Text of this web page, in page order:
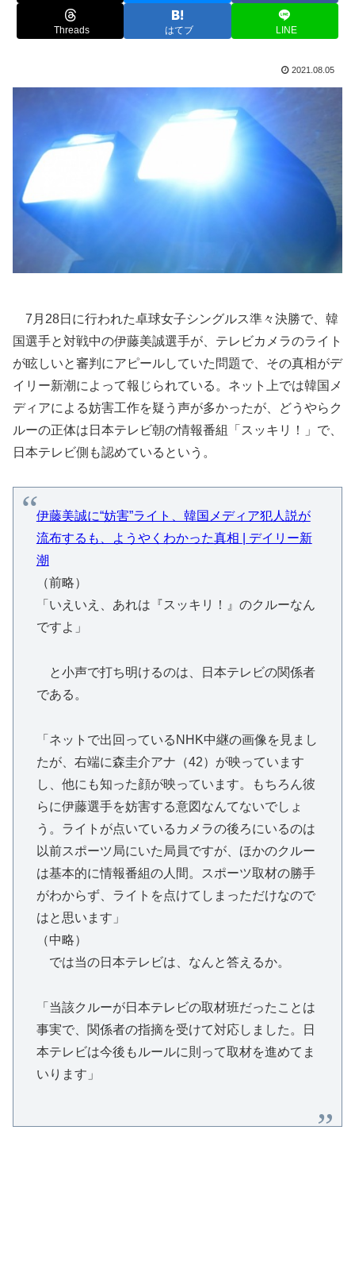
Threads はてブ LINE
2021.08.05
7月28日に行われた卓球女子シングルス準々決勝で、韓
国選手と対戦中の伊藤美誠選手が、テレビカメラのライト
が眩しいと審判にアピールしていた問題で、その真相がデ
イリー新潮によって報じられている。ネット上では韓国メ
ディアによる妨害工作を疑う声が多かったが、どうやらク
ルーの正体は日本テレビ朝の情報番組「スッキリ！」で、
日本テレビ側も認めているという。
伊藤美誠に“妨害”ライト、韓国メディア犯人説が
流布するも、ようやくわかった真相 | デイリー新
潮
（前略）
「いえいえ、あれは『スッキリ！』のクルーなん
ですよ」
と小声で打ち明けるのは、日本テレビの関係者
である。
「ネットで出回っているNHK中継の画像を見まし
たが、右端に森圭介アナ（42）が映っています
し、他にも知った顔が映っています。もちろん彼
らに伊藤選手を妨害する意図なんてないでしょ
う。ライトが点いているカメラの後ろにいるのは
以前スポーツ局にいた局員ですが、ほかのクルー
は基本的に情報番組の人間。スポーツ取材の勝手
がわからず、ライトを点けてしまっただけなので
はと思います」
（中略）
では当の日本テレビは、なんと答えるか。
「当該クルーが日本テレビの取材班だったことは
事実で、関係者の指摘を受けて対応しました。日
本テレビは今後もルールに則って取材を進めてま
いります」